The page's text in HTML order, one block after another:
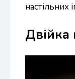
настільних
Двійка